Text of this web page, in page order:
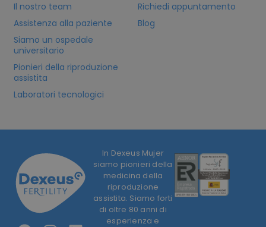
Il nostro team
Assistenza alla paziente
Siamo un ospedale
universitario
Pionieri della riproduzione
assistita
Laboratori tecnologici
Richiedi appuntamento
Blog
In Dexeus Mujer
siamo pionieri della
medicina della
riproduzione
assistita. Siamo forti
di oltre 80 anni di
esperienza e